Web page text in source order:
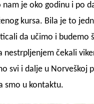
je oko godinu i po
kursa. Bila je to
da učimo i budemo
čekali
svi i dalje u Norveškoj
smo u kontaktu.